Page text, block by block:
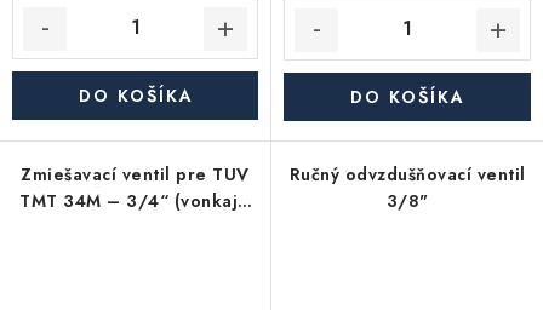
DO KOŠÍKA DO KOŠÍKA
Zmiešavací ventil pre TUV
TMT 34M – 3/4“ (vonkajší
Ručný odvzdušňovací ventil
3/8"